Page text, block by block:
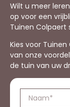
Wilt u meer
op voor een
Tuinen
Kies voor
van onze
de tuin van uw